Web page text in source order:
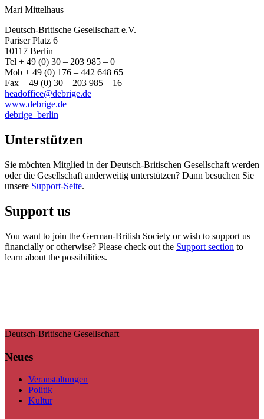
Mari Mittelhaus
Deutsch-Britische Gesellschaft e.V.
Pariser Platz 6
10117 Berlin
Tel + 49 (0) 30 – 203 985 – 0
Mob + 49 (0) 176 – 442 648 65
Fax + 49 (0) 30 – 203 985 – 16
headoffice@debrige.de
www.debrige.de
debrige_berlin
Unterstützen
Sie möchten Mitglied in der Deutsch-Britischen Gesellschaft werden
oder die Gesellschaft anderweitig unterstützen? Dann besuchen Sie
unsere Support-Seite.
Support us
You want to join the German-British Society or wish to support us
financially or otherwise? Please check out the Support section to
learn about the possibilities.
Deutsch-Britische Gesellschaft
Neues
Veranstaltungen
Politik
Kultur